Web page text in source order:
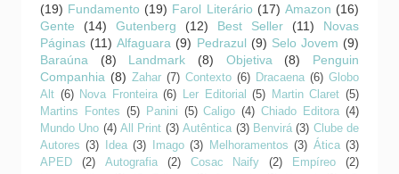
(19) Fundamento (19) Farol Literário (17) Amazon (16)
Gente
(14) Gutenberg (12) Best Seller (11)
Novas
Páginas (11) Alfaguara (9) Pedrazul (9) Selo Jovem (9)
Baraúna
(8) Landmark (8) Objetiva (8)
Penguin
Companhia (8) Zahar (7) Contexto (6) Dracaena (6) Globo
Alt (6) Nova Fronteira (6) Ler Editorial (5) Martin Claret (5)
Martins Fontes (5) Panini (5) Caligo (4) Chiado Editora (4)
Mundo Uno (4) All Print (3) Autêntica (3) Benvirá (3) Clube de
Autores (3) Idea (3) Imago (3) Melhoramentos (3) Ática (3)
APED
(2) Autografia (2) Cosac Naify (2) Empíreo
(2)